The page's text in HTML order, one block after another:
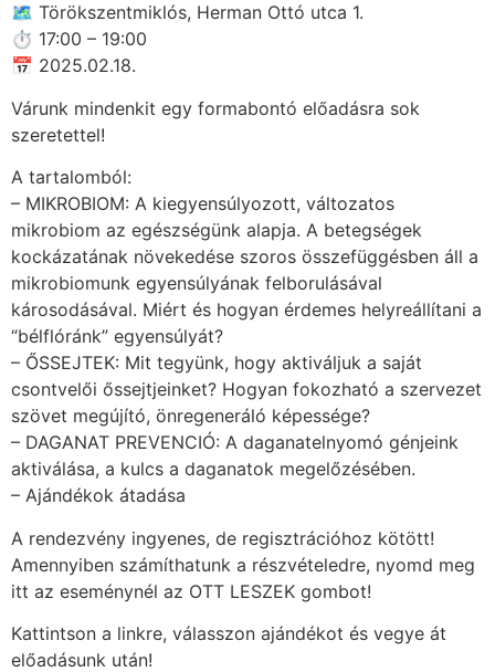
🗺 Törökszentmiklós, Herman Ottó utca 1.
⏱ 17:00 – 19:00
📅 2025.02.18.
Várunk mindenkit egy formabontó előadásra sok
szeretettel!
A tartalomból:
– MIKROBIOM: A kiegyensúlyozott, változatos
mikrobiom az egészségünk alapja. A betegségek
kockázatának növekedése szoros összefüggésben áll a
mikrobiomunk egyensúlyának felborulásával
károsodásával. Miért és hogyan érdemes helyreállítani a
“bélflóránk” egyensúlyát?
– ŐSSEJTEK: Mit tegyünk, hogy aktiváljuk a saját
csontvelői őssejtjeinket? Hogyan fokozható a szervezet
szövet megújító, önregeneráló képessége?
– DAGANAT PREVENCIÓ: A daganatelnyomó génjeink
aktiválása, a kulcs a daganatok megelőzésében.
– Ajándékok átadása
A rendezvény ingyenes, de regisztrációhoz kötött!
Amennyiben számíthatunk a részvételedre, nyomd meg
itt az eseménynél az OTT LESZEK gombot!
Kattintson a linkre, válasszon ajándékot és vegye át
előadásunk után!